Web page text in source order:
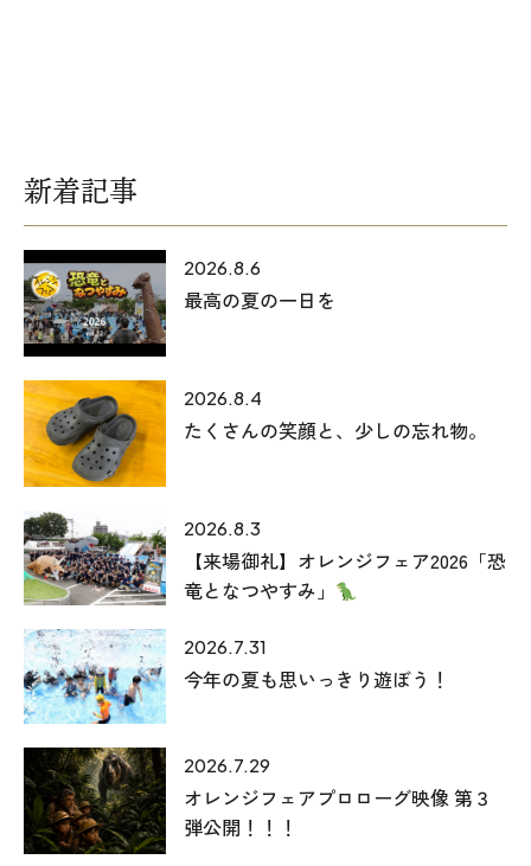
新着記事
2026.8.6
最高の夏の一日を
2026.8.4
たくさんの笑顔と、少しの忘れ物。
2026.8.3
【来場御礼】オレンジフェア2026「恐
竜となつやすみ」
2026.7.31
今年の夏も思いっきり遊ぼう！
2026.7.29
オレンジフェアプロローグ映像 第３
弾公開！！！